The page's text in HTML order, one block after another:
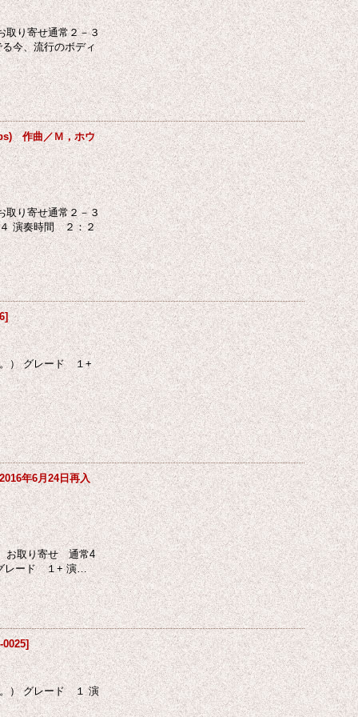
り寄せ通常２－３
今、流行のボディ
作曲／Ｍ，ホウ
取り寄せ通常２－３
４ 演奏時間 ２：２
]
。） グレード １+
年6月24日再入
お取り寄せ 通常4
グレード １+ 演…
0025]
。） グレード １ 演